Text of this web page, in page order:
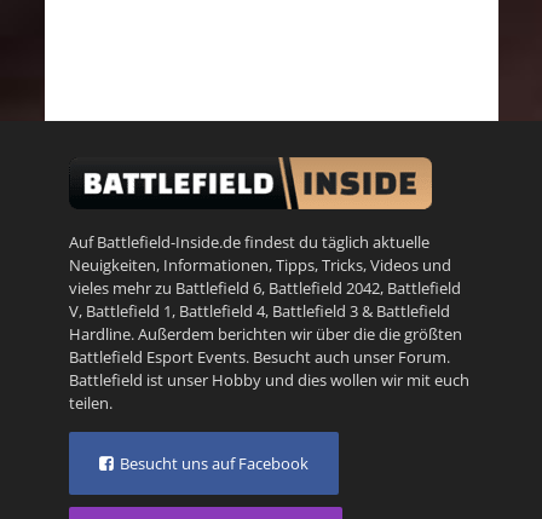
Auf Battlefield-Inside.de findest du täglich aktuelle
Neuigkeiten, Informationen, Tipps, Tricks, Videos und
vieles mehr zu Battlefield 6, Battlefield 2042, Battlefield
V, Battlefield 1, Battlefield 4, Battlefield 3& Battlefield
Hardline. Außerdem berichten wir über die die größten
Battlefield Esport Events. Besucht auch unser Forum.
Battlefield ist unser Hobby und dies wollen wir mit euch
teilen.
Besucht uns auf Facebook